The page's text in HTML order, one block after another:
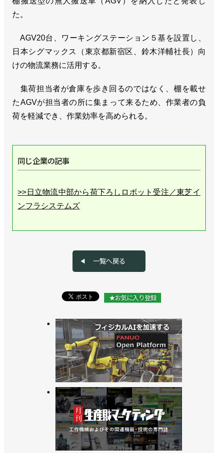
た。
AGV20台、ワーキングステーション５基を設置し、
日本シグマックス（東京都新宿区、鈴木洋輔社長）向
けの物流業務に活用する。
集荷担当者が倉庫を歩き回るのではなく、棚を載せ
たAGVが担当者の所に集まって来るため、作業者の負
荷を軽減でき、作業効率を高められる。
同じ企業の記事
>>日立物流中部から荷下ろしロボット受注／東芝イ
ンフラシステムズ
一覧へ戻る
★お気に入り登録